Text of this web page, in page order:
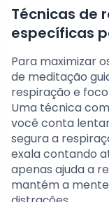
Técnicas de
específicas
Para maximizar
de meditação
respiração e
Uma técnica
você conta
segura a
exala contando
apenas ajuda a
mantém a